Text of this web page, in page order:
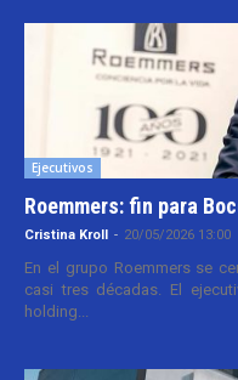
Ejecutivos
Roemmers: fin para
Cristina Kroll - 20/05/2026 13:00
En el grupo Roemmers se
casi tres décadas. El
holding...